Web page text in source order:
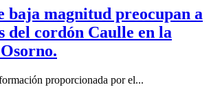
baja magnitud preocupan a
del cordón Caulle en la
proporcionada por el...